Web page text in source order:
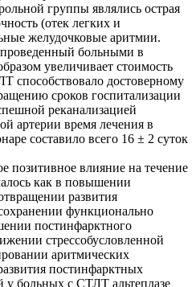
группы являлись острая
(отек легких и
желудочковые аритмии.
больными в
увеличивает стоимость
способствовало достоверному
сроков госпитализации
реканализацией
артерии время лечения в
составило всего 16 ± 2 суток
позитивное влияние на течение
как в повышении
развития
функционально
постинфарктного
стрессобусловленной
аритмических
постинфарктных
больных с СТЛТ альтеплазе